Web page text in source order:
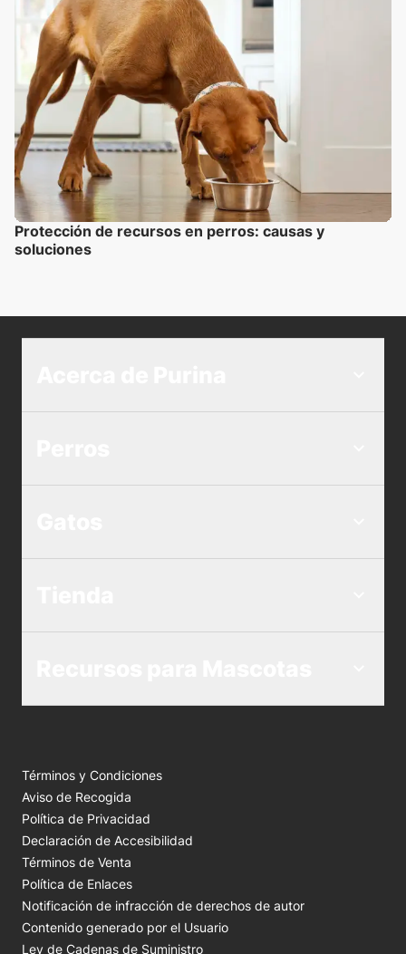
Protección de recursos en perros: causas y
soluciones
Términos y Condiciones
Aviso de Recogida
Política de Privacidad
Declaración de Accesibilidad
Términos de Venta
Política de Enlaces
Notificación de infracción de derechos de autor
Contenido generado por el Usuario
Ley de Cadenas de Suministro